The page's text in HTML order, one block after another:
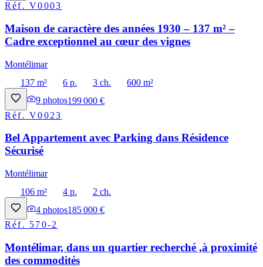
Réf.V0003
Maison de caractère des années 1930 – 137 m² –
Cadre exceptionnel au cœur des vignes
Montélimar
137 m²
6 p. 3 ch.
600 m²
9 photos199 000 €
Réf.V0023
Bel Appartement avec Parking dans Résidence
Sécurisé
Montélimar
106 m²
4 p.
2 ch.
4 photos185 000 €
Réf. 570-2
Montélimar, dans un quartier recherché ,à proximité
des commodités